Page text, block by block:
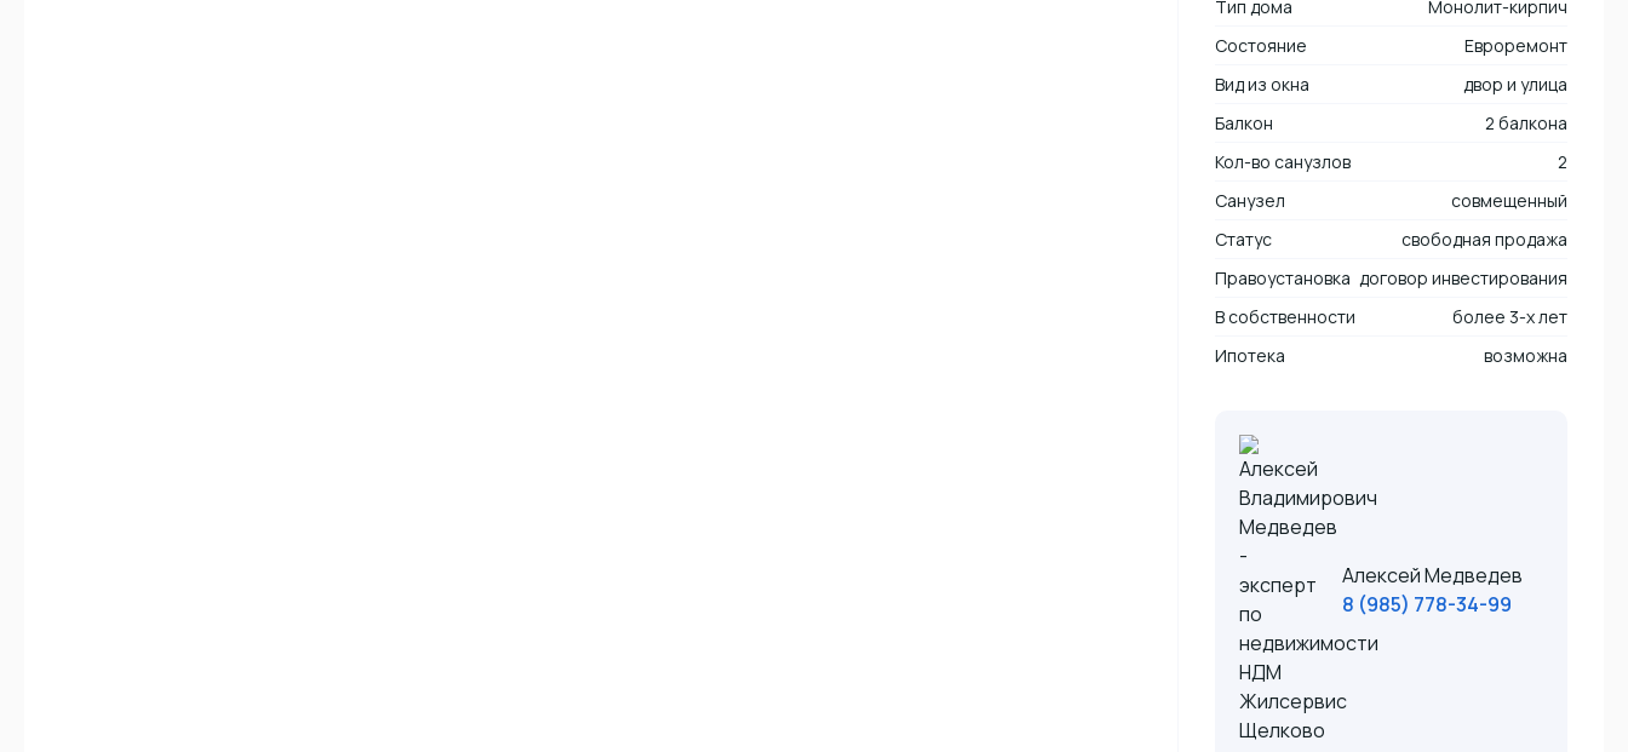
Тип дома
Монолит-кирпич
Состояние
Евроремонт
Вид из окна
двор и улица
Балкон
2 балкона
Кол-во санузлов
2
Санузел
совмещенный
Статус
свободная продажа
Правоустановка договор инвестирования
В собственности
более 3-х лет
Ипотека
возможна
Алексей Медведев
8 (985) 778-34-99